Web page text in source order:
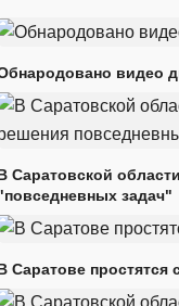
видео
Саратовской
задач"
Саратове